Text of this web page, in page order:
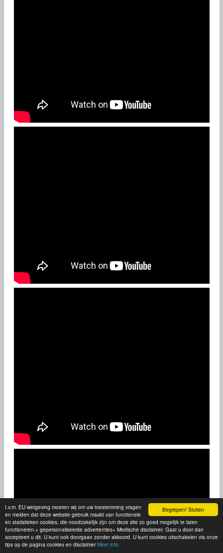
Begrepen! Sluiten
I.v.m. EU wetgeving moeten wij om uw toestemming vragen
en melden dat deze website gebruik maakt van functionele
en statistieken cookies, die noodzakelijk zijn om deze site zo goed mogelijk te laten
functioneren.+ gepersonaliseerde advertenties+ Medische disclaimer. Gaat u door dan
accepteert u dit. U kunt ook doorgaan zonder akkoord. U kunt cookies uitschakelen via onze
tips op de pagina cookies en disclaimerMeer info